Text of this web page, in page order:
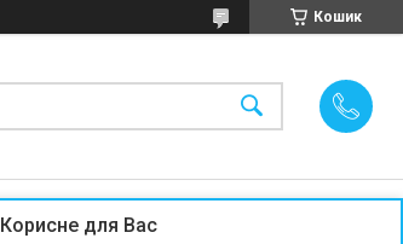
Кошик
Корисне для Вас